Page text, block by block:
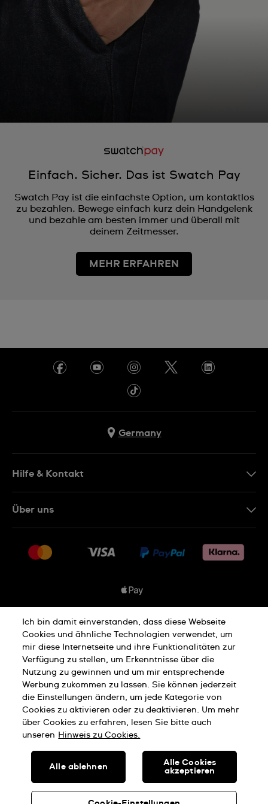
Einfach. Sicher. Das ist Swatch Pay
Swatch Pay ist die einfachste Option, um kontaktlos
zu bezahlen. Bewege einfach kurz dein Handgelenk
und bezahle am besten immer und überall mit
deinem Zeitmesser.
MEHR ERFAHREN
Germany
Hilfe & Kontakt
Rücksendung und Entsorgung
Über uns
Jobs
Datenschutzbedingungen
Cookies Hinweis Nutzungsbedingungen
Impressum
SWISS MADE
© SWATCH AG 2026, ALLE RECHTE VORBEHALTEN: SWISS
Ich bin damit einverstanden, dass diese Webseite
Cookies und ähnliche Technologien verwendet, um
mir diese Internetseite und ihre Funktionalitäten zur
Verfügung zu stellen, um Erkenntnisse über die
Nutzung zu gewinnen und um mir entsprechende
Werbung zukommen zu lassen. Sie können jederzeit
die Einstellungen ändern, um jede Kategorie von
Cookies zu aktivieren oder zu deaktivieren. Um mehr
über Cookies zu erfahren, lesen Sie bitte auch
unseren Hinweis zu Cookies.
Alle ablehnen
Alle Cookies
akzeptieren